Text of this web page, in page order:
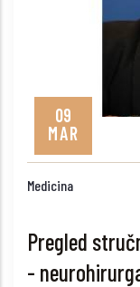
09
MAR
Medicina
Pregled
-